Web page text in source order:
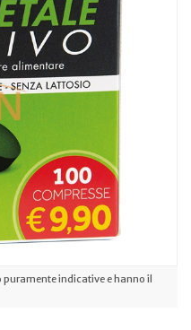
indicative e hanno il